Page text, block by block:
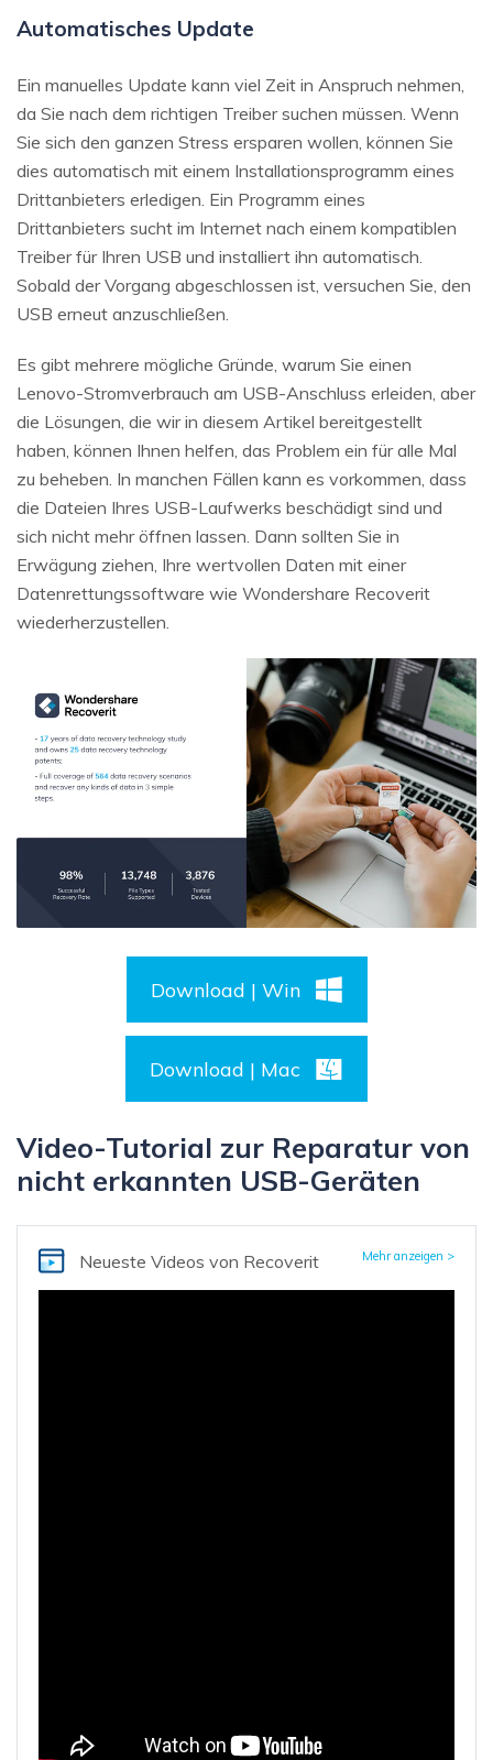
Automatisches Update
Ein manuelles Update kann viel Zeit in Anspruch nehmen,
da Sie nach dem richtigen Treiber suchen müssen. Wenn
Sie sich den ganzen Stress ersparen wollen, können Sie
dies automatisch mit einem Installationsprogramm eines
Drittanbieters erledigen. Ein Programm eines
Drittanbieters sucht im Internet nach einem kompatiblen
Treiber für Ihren USB und installiert ihn automatisch.
Sobald der Vorgang abgeschlossen ist, versuchen Sie, den
USB erneut anzuschließen.
Es gibt mehrere mögliche Gründe, warum Sie einen
Lenovo-Stromverbrauch am USB-Anschluss erleiden, aber
die Lösungen, die wir in diesem Artikel bereitgestellt
haben, können Ihnen helfen, das Problem ein für alle Mal
zu beheben. In manchen Fällen kann es vorkommen, dass
die Dateien Ihres USB-Laufwerks beschädigt sind und
sich nicht mehr öffnen lassen. Dann sollten Sie in
Erwägung ziehen, Ihre wertvollen Daten mit einer
Datenrettungssoftware wie Wondershare Recoverit
wiederherzustellen.
Download | Win
Download | Mac
Video-Tutorial zur Reparatur von
nicht erkannten USB-Geräten
Neueste Videos von Recoverit Mehr anzeigen >